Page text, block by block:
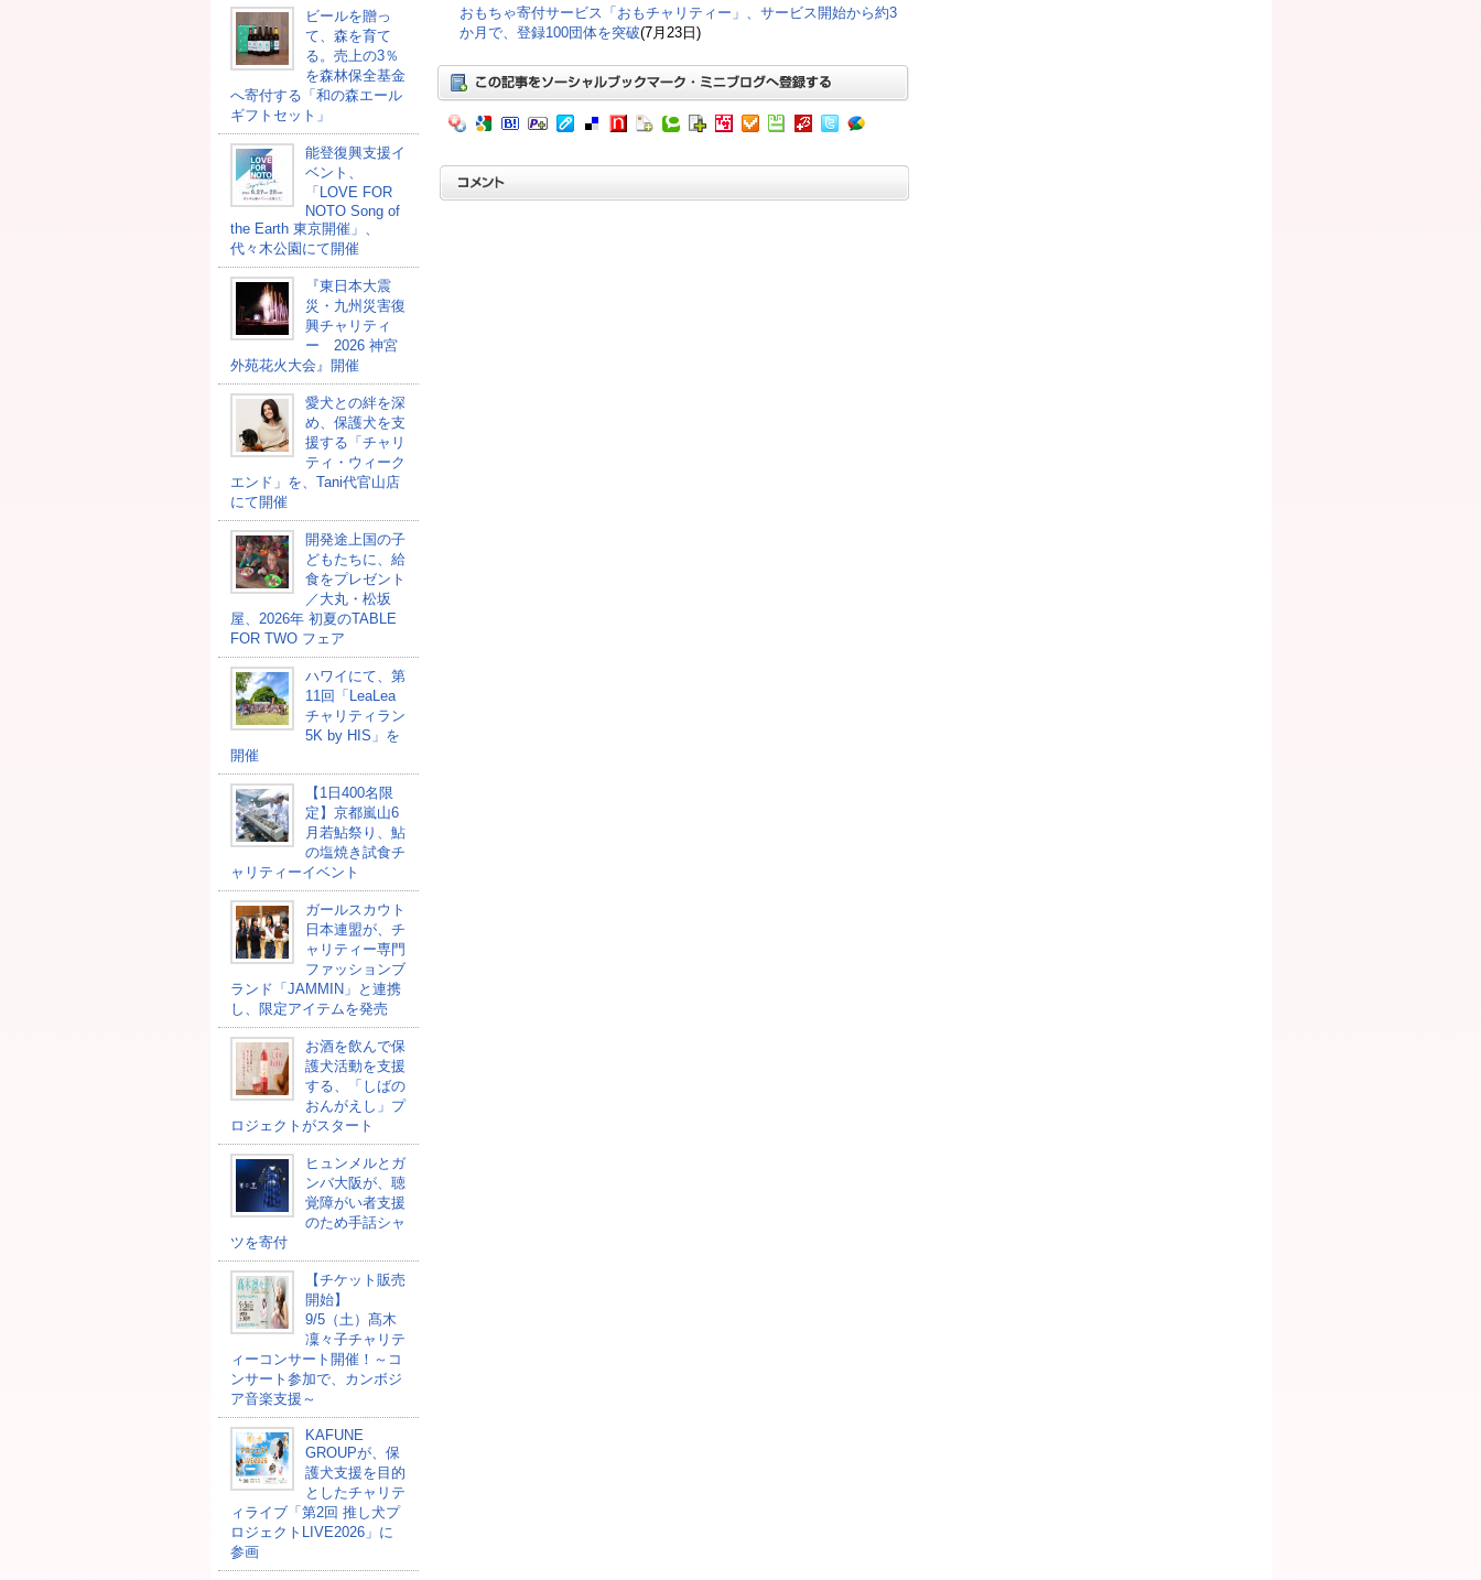
ビールを贈っ
て、森を育て
る。売上の3％
を森林保全基金
へ寄付する「和の森エール
ギフトセット」
能登復興支援イ
ベント、
「LOVE FOR
NOTO Song of
the Earth 東京開催」、
代々木公園にて開催
『東日本大震
災・九州災害復
興チャリティ
ー 2026 神宮
外苑花火大会』開催
愛犬との絆を深
め、保護犬を支
援する「チャリ
ティ・ウィーク
エンド」を、Tani代官山店
にて開催
開発途上国の⼦
どもたちに、給
⾷をプレゼント
／大丸・松坂
屋、2026年 初夏のTABLE
FOR TWO フェア
ハワイにて、第
11回「LeaLea
チャリティラン
5K by HIS」を
開催
【1日400名限
定】京都嵐山6
月若鮎祭り、鮎
の塩焼き試食チ
ャリティーイベント
ガールスカウト
日本連盟が、チ
ャリティー専門
ファッションブ
ランド「JAMMIN」と連携
し、限定アイテムを発売
お酒を飲んで保
護犬活動を支援
する、「しばの
おんがえし」プ
ロジェクトがスタート
ヒュンメルとガ
ンバ大阪が、聴
覚障がい者支援
のため手話シャ
ツを寄付
【チケット販売
開始】
9/5（土）髙木
凜々子チャリテ
ィーコンサート開催！～コ
ンサート参加で、カンボジ
ア音楽支援～
KAFUNE
GROUPが、保
護犬支援を目的
としたチャリテ
ィライブ「第2回 推し犬プ
ロジェクトLIVE2026」に
参画
おもちゃ寄付サービス「おもチャリティー」、サービス開始から約3
か月で、登録100団体を突破(7月23日)